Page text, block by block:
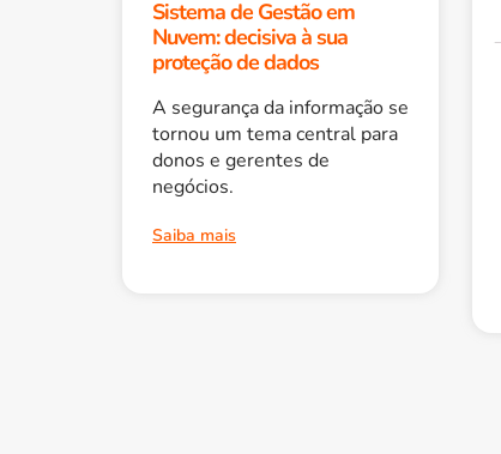
Sistema de Gestão em
Nuvem: decisiva à sua
proteção de dados
A segurança da informação se
tornou um tema central para
donos e gerentes de
negócios.
Saiba mais